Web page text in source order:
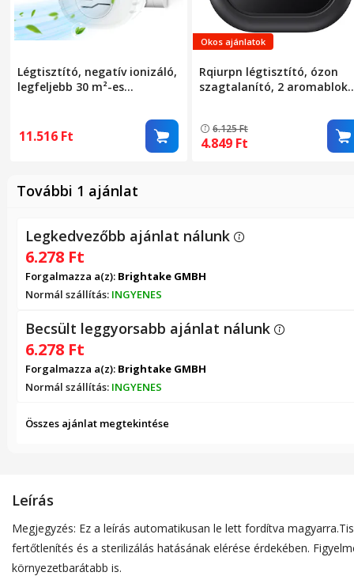
Légtisztító, negatív ionizáló,
legfeljebb 30 m²-es
dugaszolható légtisztító
szűrő nélküli helyiségekhez
Mobil légionizátor Légszűrő
11.516 Ft
Okos ajánlatok
Rqiurpn légtisztító, ózon
szagtalanító, 2
hüvelyk, legfeljebb 40 m²-es
szobákhoz
6.125Ft
4.849 Ft
További 1 ajánlat
Legkedvezőbb ajánlat nálunk
6.278 Ft
Forgalmazza a(z): Brightake GMBH
Normál szállítás: INGYENES
Becsült leggyorsabb ajánlat nálunk
6.278 Ft
Forgalmazza a(z): Brightake GMBH
Normál szállítás: INGYENES
Összes ajánlat megtekintése
Leírás
Megjegyzés: Ez a leírás automatikusan le lett fordítva
fertőtlenítés és a sterilizálás hatásának elérése érdekében.
környezetbarátabb is.